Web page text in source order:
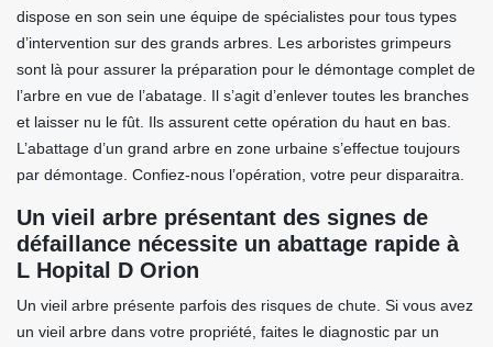
dispose en son sein une équipe de spécialistes pour tous types
d’intervention sur des grands arbres. Les arboristes grimpeurs
sont là pour assurer la préparation pour le démontage complet de
l’arbre en vue de l’abatage. Il s’agit d’enlever toutes les branches
et laisser nu le fût. Ils assurent cette opération du haut en bas.
L’abattage d’un grand arbre en zone urbaine s’effectue toujours
par démontage. Confiez-nous l’opération, votre peur disparaitra.
Un vieil arbre présentant des signes de
défaillance nécessite un abattage rapide à
L Hopital D Orion
Un vieil arbre présente parfois des risques de chute. Si vous avez
un vieil arbre dans votre propriété, faites le diagnostic par un